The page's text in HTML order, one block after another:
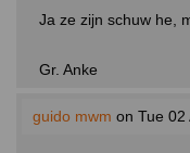
Ja ze zijn schuw he,
Gr. Anke
guido mwm on Tue 02